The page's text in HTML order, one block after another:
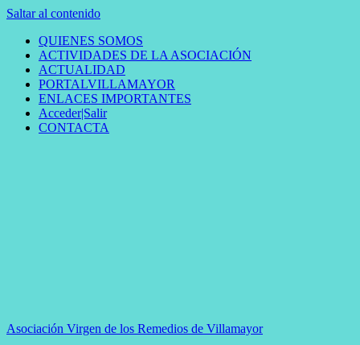
Saltar al contenido
QUIENES SOMOS
ACTIVIDADES DE LA ASOCIACIÓN
ACTUALIDAD
PORTALVILLAMAYOR
ENLACES IMPORTANTES
Acceder|Salir
CONTACTA
Asociación Virgen de los Remedios de Villamayor